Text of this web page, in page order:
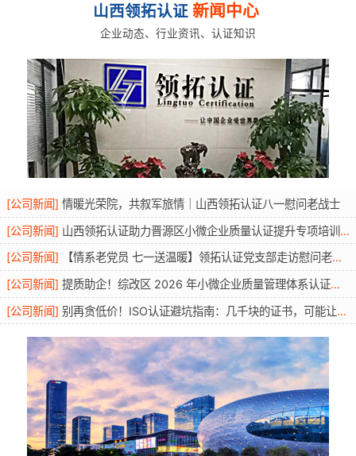
山西领拓认证 新闻中心
企业动态、行业资讯、认证知识
[公司新闻] 情暖光荣院，共叙军旅情｜山西领拓认证八一慰问老战士
[公司新闻] 山西领拓认证助力晋源区小微企业质量认证提升专项培训圆满开展
[公司新闻]
【情系老党员 七一送温暖】领拓认证党支部走访慰问老党员活动
[公司新闻] 提质助企！综改区 2026 年小微企业质量管理体系认证提升行动圆满举办
[公司新闻] 别再贪低价！ISO认证避坑指南：几千块的证书，可能让你投标直接废标